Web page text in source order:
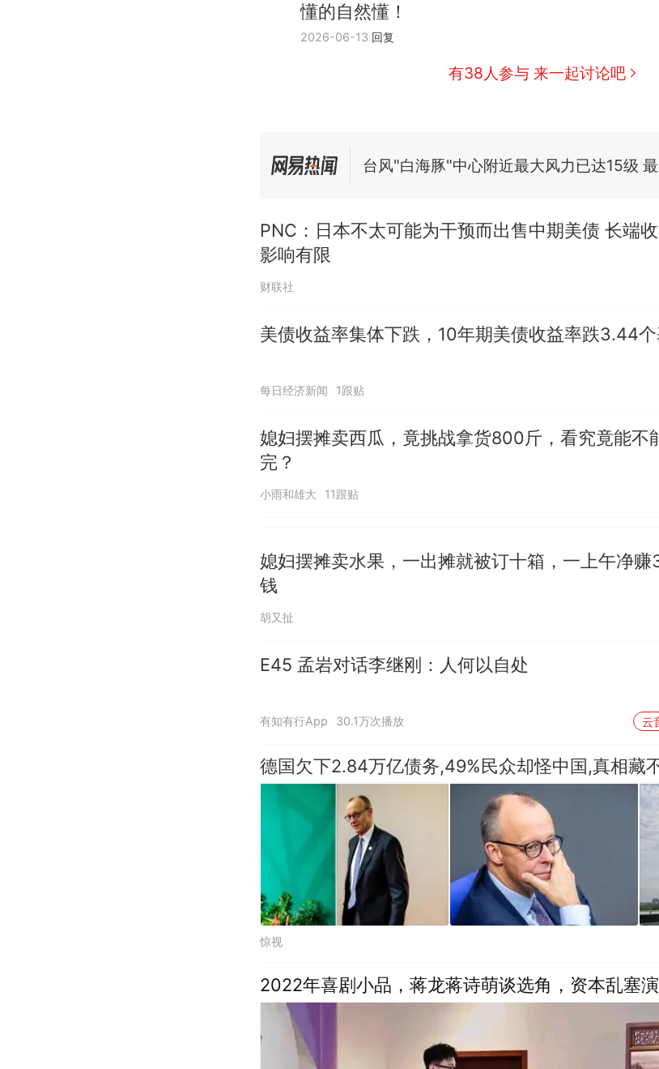
懂的自然懂！
2026-06-13 回复
有38人参与 来一起讨论吧
新
搬家报价570元，搬到楼下交5060元才
了……
费大厨“全国小炒肉大王”称号，仅凭视频评
佛山一中学招聘物理教师，笔试前13名均遭
招聘，成立调查组全面核查
那个在床头放菜刀的女孩，因老师一句
PNC：日本不太可能为干预而出售中期美债 长端
影响有限
财联社
美债收益率集体下跌，10年期美债收益率跌3.44
每日经济新闻 1跟贴
媳妇摆摊卖西瓜，竟挑战拿货800斤，看究竟能不
完？
小雨和雄大 11跟贴
媳妇摆摊卖水果，一出摊就被订十箱，一上午净
钱
胡又扯
E45 孟岩对话李继刚：人何以自处
有知有行App 30.1万次播放 云
德国欠下2.84万亿债务,49%民众却怪中国,真相藏
惊视
2022年喜剧小品，蒋龙蒋诗萌谈选角，资本乱塞